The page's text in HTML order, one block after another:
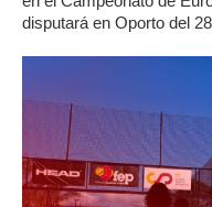
disputará en Oporto del